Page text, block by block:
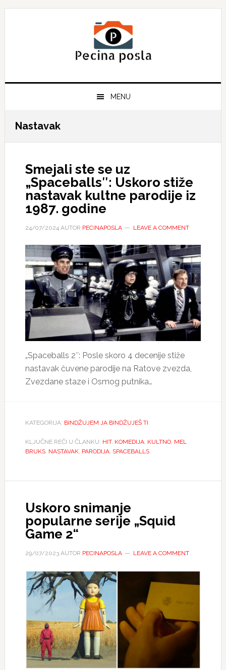
Skip
Skip
Skip
MENU
Nastavak
Smejali ste se uz
„Spaceballs″: Uskoro stiže
nastavak kultne parodije iz
1987. godine
24/07/2024AUTOR PECINAPOSLA LEAVE A COMMENT
„Spaceballs 2″: Posle skoro 4 decenije stiže
nastavak čuvene parodije na Ratove zvezda,
Zvezdane staze i Osmog putnika…
KATEGORIJA: BINDŽUJEM JA BINDŽUJEŠ TI
KLJUČNE REČI U ČLANKU: HIT, KOMEDIJA, KULTNO, MEL
BRUKS, NASTAVAK, PARODIJA, SPACEBALLS
Uskoro snimanje
popularne serije „Squid
Game 2“
29/07/2023AUTOR PECINAPOSLA LEAVE A COMMENT